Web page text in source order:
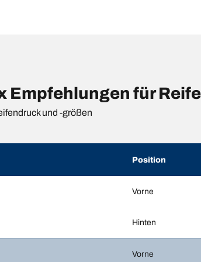
Empfehlungen für
und -größen
Position
Vorne
Hinten
Vorne